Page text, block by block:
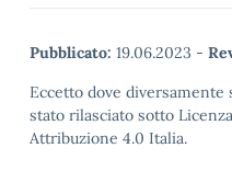
Pubblicato: 19.06.2023 -
Eccetto dove diversamente
stato rilasciato sotto
Attribuzione 4.0 Italia.